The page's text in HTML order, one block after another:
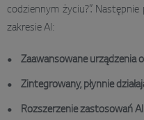
codziennym życiu?”.
zakresie AI:
Zaawansowane urządzenia
Zintegrowany, płynnie
Rozszerzenie zastosowań